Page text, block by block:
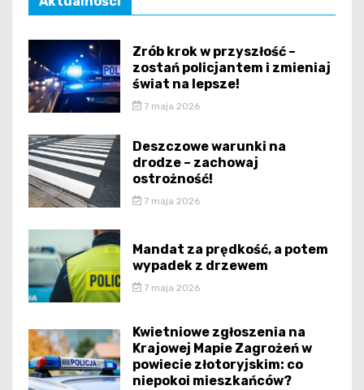
Zrób krok w przyszłość –
zostań policjantem i zmieniaj
świat na lepsze!
7 maja 2026
Deszczowe warunki na
drodze – zachowaj
ostrożność!
7 maja 2026
Mandat za prędkość, a potem
wypadek z drzewem
7 maja 2026
Kwietniowe zgłoszenia na
Krajowej Mapie Zagrożeń w
powiecie złotoryjskim: co
niepokoi mieszkańców?